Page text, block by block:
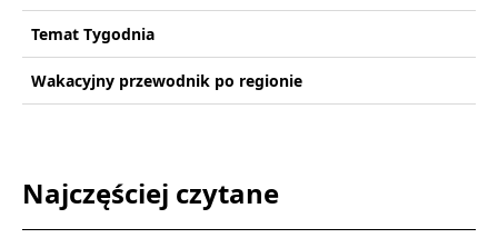
Temat Tygodnia
Wakacyjny przewodnik po regionie
Najczęściej czytane